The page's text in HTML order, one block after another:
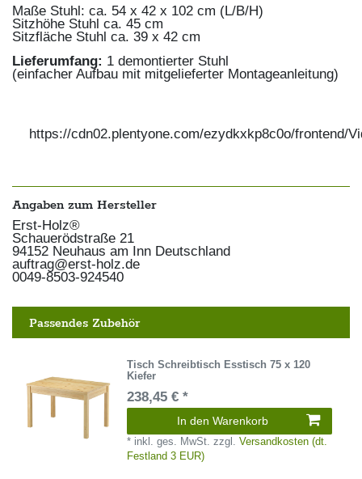
Maße Stuhl: ca. 54 x 42 x 102 cm (L/B/H)
Sitzhöhe Stuhl ca. 45 cm
Sitzfläche Stuhl ca. 39 x 42 cm
Lieferumfang: 1 demontierter Stuhl
(einfacher Aufbau mit mitgelieferter Montageanleitung)
https://cdn02.plentyone.com/ezydkxkp8c0o/frontend/
Angaben zum Hersteller
Erst-Holz®
Schauerödstraße 21
94152 Neuhaus am Inn Deutschland
auftrag@erst-holz.de
0049-8503-924540
Passendes Zubehör
Tisch Schreibtisch Esstisch 75 x 120
Kiefer
238,45 € *
In den Warenkorb
* inkl. ges. MwSt. zzgl.Versandkosten (dt.
Festland 3 EUR)